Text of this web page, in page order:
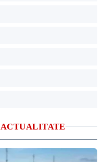
ACTUALITATE